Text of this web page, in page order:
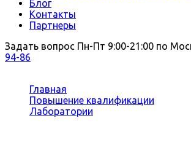
Блог
Контакты
Партнеры
Задать вопрос Пн-Пт 9:00-21:00 по
94-86
Главная
Повышение квалификации
Лаборатории